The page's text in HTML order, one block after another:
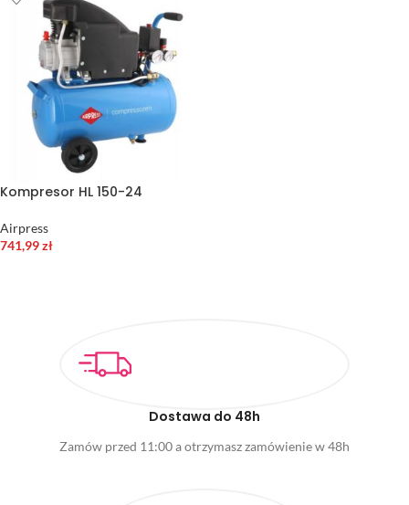
Kompresor HL 150-24
Airpress
741,99zł
Dostawa do 48h
Zamów przed 11:00 a otrzymasz zamówienie w 48h